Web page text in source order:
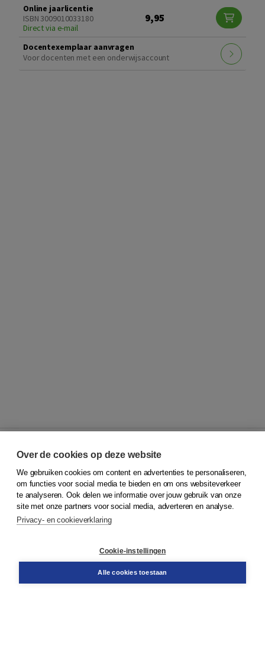
Online jaarlicentie
ISBN 3009010033180
Direct via e-mail
9,95
Docentexemplaar aanvragen
Voor docenten met een onderwijsaccount
© 2026Koninklijke Boom uitgevers
Klantenservice
Service & informatie
Contact
Over de cookies op deze website
We gebruiken cookies om content en advertenties te personaliseren,
om functies voor social media te bieden en om ons websiteverkeer
te analyseren. Ook delen we informatie over jouw gebruik van onze
site met onze partners voor social media, adverteren en analyse.
Privacy- en cookieverklaring
Cookie-instellingen
Alle cookies toestaan